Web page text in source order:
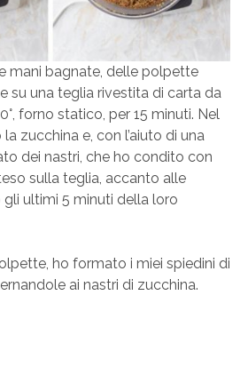
mani bagnate, delle polpette
su una teglia rivestita di carta da
forno statico, per 15 minuti. Nel
zucchina e, con l’aiuto di una
dei nastri, che ho condito con
sulla teglia, accanto alle
ultimi 5 minuti della loro
ho formato i miei spiedini di
ai nastri di zucchina.